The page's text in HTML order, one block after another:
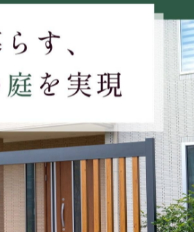
ることで自然な景観が整います。
察することが欠かせません。
象を与えられるでしょう。
動きや奥行きを生み出せます。
現が可能です。
ントと言えるでしょう。